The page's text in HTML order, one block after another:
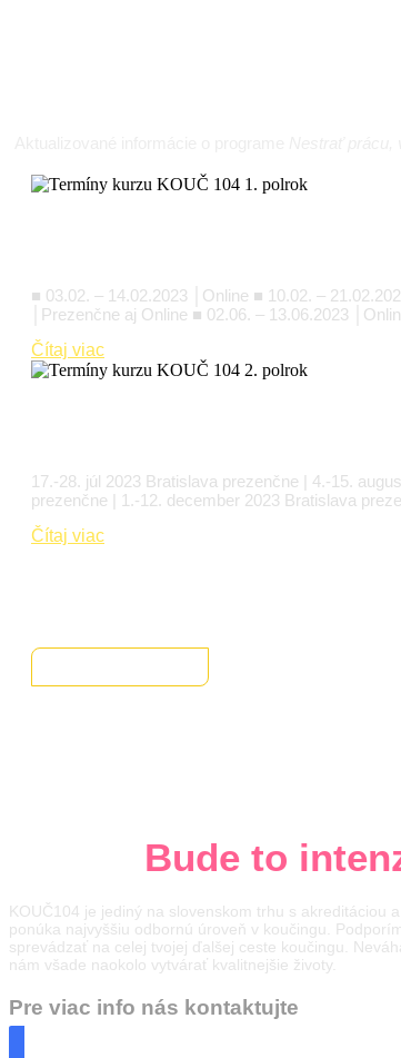
■ 03.02. – 14.02.2023 │Online ■ 10.02. –
│Prezenčne aj Online ■ 02.06. – 13.06.2023
Čítaj viac
17.-28. júl 2023 Bratislava prezenčne | 4.-15.
prezenčne | 1.-12. december 2023 Bratislava
Čítaj viac
Bude to
KOUČ104 je jediný na slovenskom trhu s akreditáciou
ponúka najvyššiu odbornú úroveň v koučingu.
sprevádzať na celej tvojej ďalšej ceste koučingu.
nám všade naokolo vytvárať kvalitnejšie životy.
Pre viac info nás kontaktujte